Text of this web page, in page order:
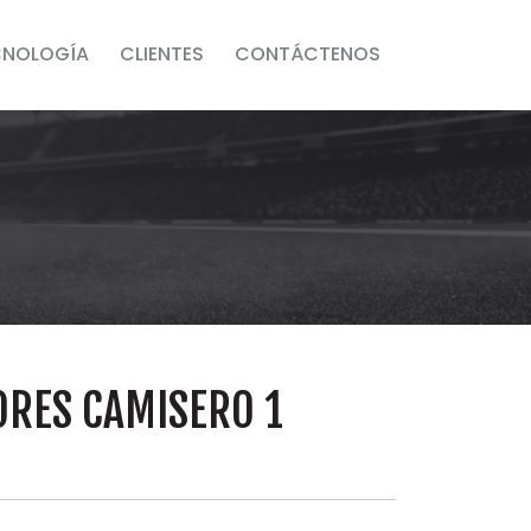
CLIENTES CONTÁCTENOS
CAMISERO 1